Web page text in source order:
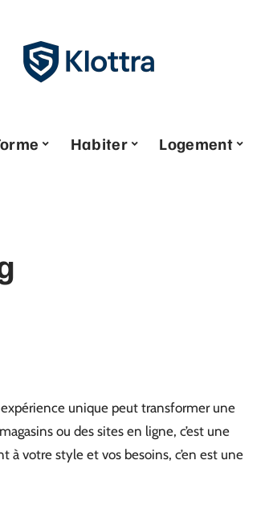
Habiter Logement
unique peut transformer une
ou des sites en ligne, c’est une
à votre style et vos besoins, c’en est une